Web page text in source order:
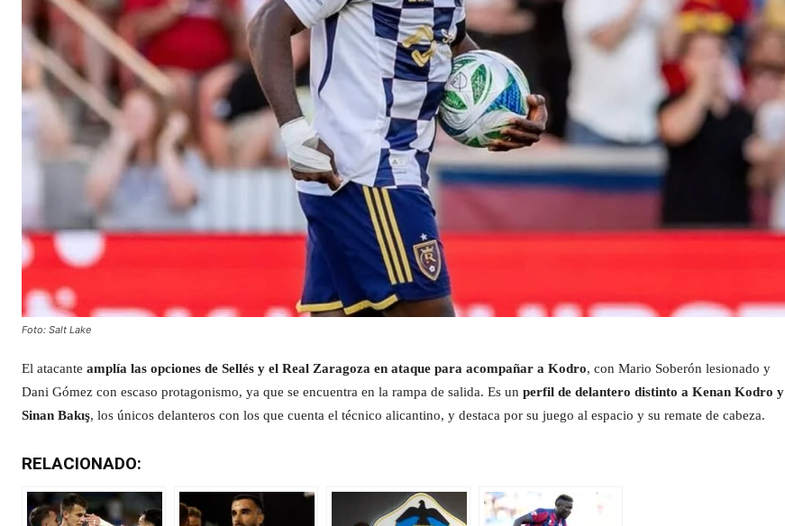
Foto: Salt Lake
El atacante amplía las opciones de Sellés y el Real Zaragoza en ataque para acompañar a Kodro, con Mario Soberón lesionado y
Dani Gómez con escaso protagonismo, ya que se encuentra en la rampa de salida. Es un perfil de delantero distinto a Kenan Kodro y
Sinan Bakış, los únicos delanteros con los que cuenta el técnico alicantino, y destaca por su juego al espacio y su remate de cabeza.
RELACIONADO: